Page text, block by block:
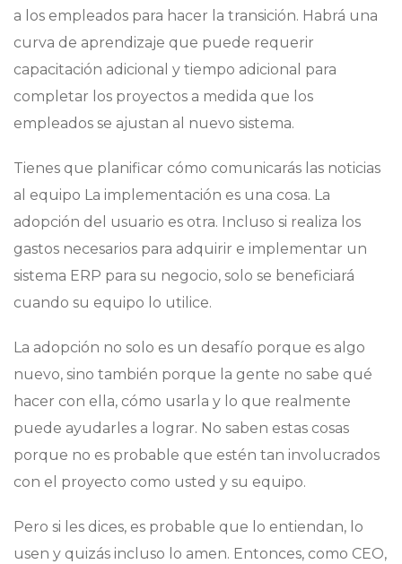
a los empleados para hacer la transición. Habrá una
curva de aprendizaje que puede requerir
capacitación adicional y tiempo adicional para
completar los proyectos a medida que los
empleados se ajustan al nuevo sistema.
Tienes que planificar cómo comunicarás las noticias
al equipo La implementación es una cosa. La
adopción del usuario es otra. Incluso si realiza los
gastos necesarios para adquirir e implementar un
sistema ERP para su negocio, solo se beneficiará
cuando su equipo lo utilice.
La adopción no solo es un desafío porque es algo
nuevo, sino también porque la gente no sabe qué
hacer con ella, cómo usarla y lo que realmente
puede ayudarles a lograr. No saben estas cosas
porque no es probable que estén tan involucrados
con el proyecto como usted y su equipo.
Pero si les dices, es probable que lo entiendan, lo
usen y quizás incluso lo amen. Entonces, como CEO,